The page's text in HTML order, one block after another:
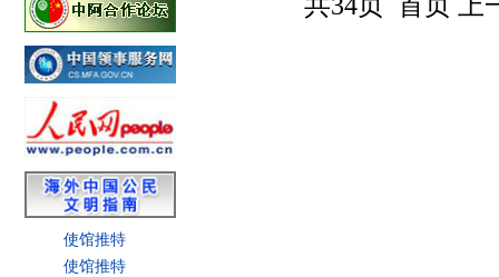
使馆推特
使馆推特